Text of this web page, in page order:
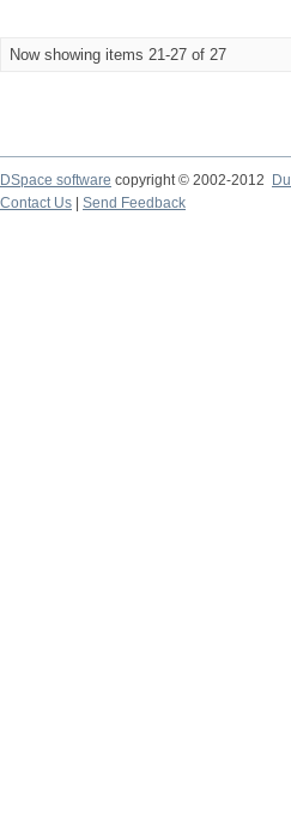
Now showing items 21-27 of 27
DSpace software copyright © 2002-2012
Contact Us
Send Feedback